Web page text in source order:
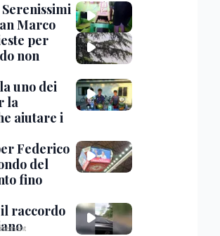
Marco
per
non
uno dei
la
aiutare i
Federico
del
fino
raccordo